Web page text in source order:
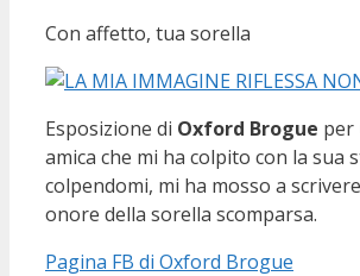
Con affetto, tua sorella
Esposizione di Oxford Brogue per
amica che mi ha colpito con la sua
colpendomi, mi ha mosso a
onore della sorella scomparsa.
Pagina FB di Oxford Brogue